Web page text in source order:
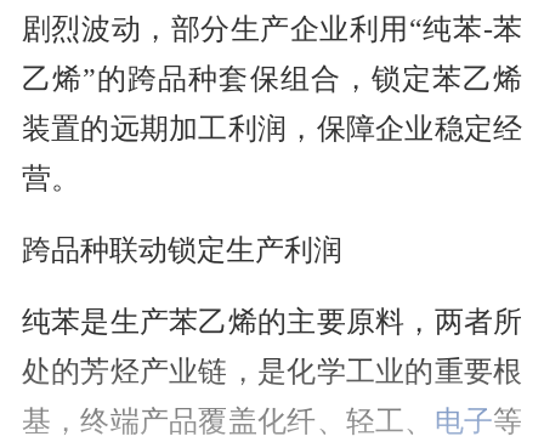
剧烈波动，部分生产企业利用“纯苯-苯
乙烯”的跨品种套保组合，锁定苯乙烯
装置的远期加工利润，保障企业稳定经
营。
跨品种联动锁定生产利润
纯苯是生产苯乙烯的主要原料，两者所
处的芳烃产业链，是化学工业的重要根
基，终端产品覆盖化纤、轻工、 电子等